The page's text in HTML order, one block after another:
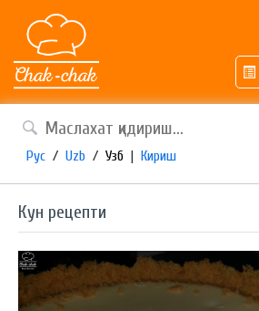
Рус / Uzb / Узб | Кириш
Кун рецепти